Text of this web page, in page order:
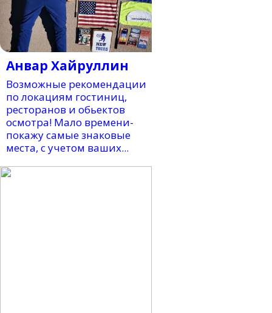
Анвар Хайруллин
Возможные рекомендации
по локациям гостиниц,
ресторанов и обьектов
осмотра! Мало времени-
покажу самые знаковые
места, с учетом ваших...